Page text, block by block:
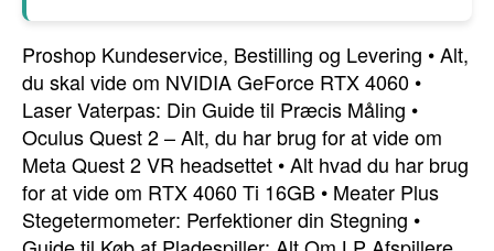
Proshop Kundeservice, Bestilling og Levering •Alt,
du skal vide om NVIDIA GeForce RTX 4060 •
Laser Vaterpas: Din Guide til Præcis Måling •
Oculus Quest 2 – Alt, du har brug for at vide om
Meta Quest 2 VR headsettet •Alt hvad du har brug
for at vide om RTX 4060 Ti 16GB • Meater Plus
Stegetermometer: Perfektioner din Stegning •